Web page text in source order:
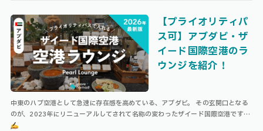
【プライオリティパ
ス可】アブダビ・ザ
イード国際空港のラ
ウンジを紹介！
中東のハブ空港として急速に存在感を高めている、アブダビ。 その玄関口となる
のが、2023年にリニューアルしてされて名称の変わったザイード国際空港です。
「エティハド航空」の本拠地でもあり、ヨーロッパや中東、アフリカ方面へ …